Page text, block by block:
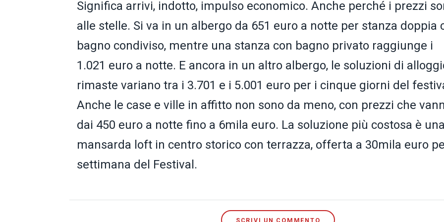
Significa arrivi, indotto, impulso economico. Anche perché i prezzi
alle stelle. Si va in un albergo da 651 euro a notte per stanza doppia
bagno condiviso, mentre una stanza con bagno privato raggiunge i
1.021 euro a notte. E ancora in un altro albergo, le soluzioni di
rimaste variano tra i 3.701 e i 5.001 euro per i cinque giorni del
Anche le case e ville in affitto non sono da meno, con prezzi che
dai 450 euro a notte fino a 6mila euro. La soluzione più costosa è una
mansarda loft in centro storico con terrazza, offerta a 30mila euro
settimana del Festival.
SCRIVI UN COMMENTO